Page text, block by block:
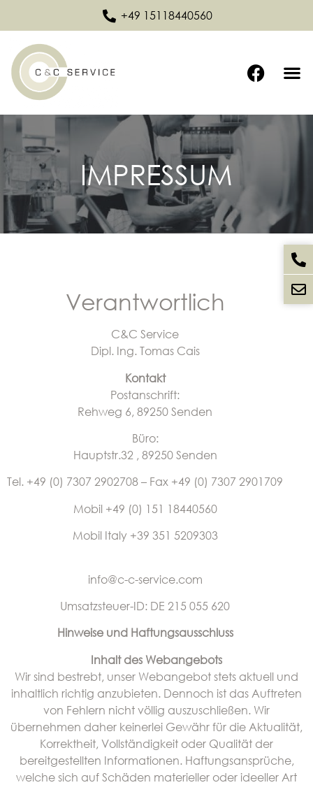
+49 15118440560
IMPRESSUM
Verantwortlich
C&C Service
Dipl. Ing. Tomas Cais
Kontakt
Postanschrift:
Rehweg 6, 89250 Senden
Büro:
Hauptstr.32 , 89250 Senden
Tel. +49 (0) 7307 2902708 – Fax +49 (0) 7307 2901709
Mobil +49 (0) 151 18440560
Mobil Italy +39 351 5209303
info@c-c-service.com
Umsatzsteuer-ID: DE 215 055 620
Hinweise und Haftungsausschluss
Inhalt des Webangebots
Wir sind bestrebt, unser Webangebot stets aktuell und
inhaltlich richtig anzubieten. Dennoch ist das Auftreten
von Fehlern nicht völlig auszuschließen. Wir
übernehmen daher keinerlei Gewähr für die Aktualität,
Korrektheit, Vollständigkeit oder Qualität der
bereitgestellten Informationen. Haftungsansprüche,
welche sich auf Schäden materieller oder ideeller Art